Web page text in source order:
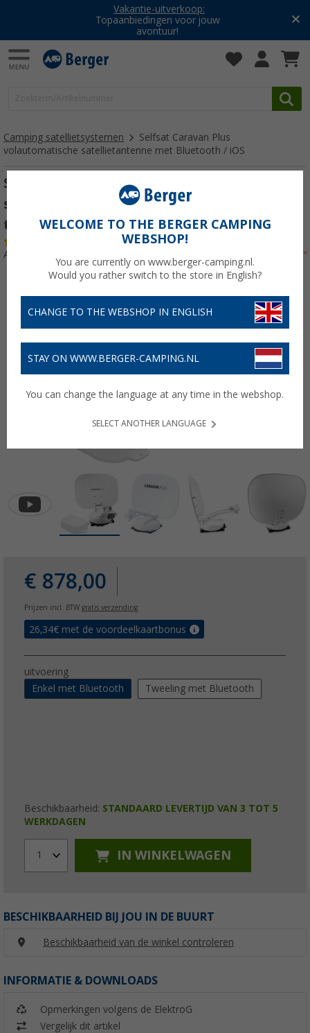
Vakantie-uitverkoop:
Topaanbiedingen voor jouw
avontuur!
Camping satellietsystemen
Selfsat Caravan Plus
volautomatische satellietantenne met Bluetooth / iOS
Selfsat Caravan Plus volautomatische
satellietantenne met Bluetooth / iOS /
twin LNB
Artikelnr: 614982
€ 878,00
Prijzen incl. BTW gratis verzending
26,34€ met de voordeelkaartbonus
uitvoering
Enkel met Bluetooth
Tweeling met Bluetooth
Beschikbaarheid: STANDAARD LEVERTIJD VAN 3 TOT 5
WERKDAGEN
1 IN WINKELWAGEN
BESCHIKBAARHEID BIJ JOU IN DE BUURT
Beschikbaarheid van de winkel controleren
INFORMATIE & DOWNLOADS
Opmerkingen volgens de ElektroG
Vergelijk dit artikel
WELCOME TO THE BERGER CAMPING
WEBSHOP!
You are currently on www.berger-camping.nl.
Would you rather switch to the store in English?
CHANGE TO THE WEBSHOP IN ENGLISH
STAY ON WWW.BERGER-CAMPING.NL
You can change the language at any time in the webshop.
SELECT ANOTHER LANGUAGE